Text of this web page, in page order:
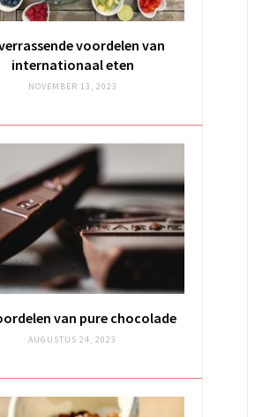
voordelen van
internationaal eten
NOVEMBER 13, 2023
van pure chocolade
AUGUSTUS 24, 2023